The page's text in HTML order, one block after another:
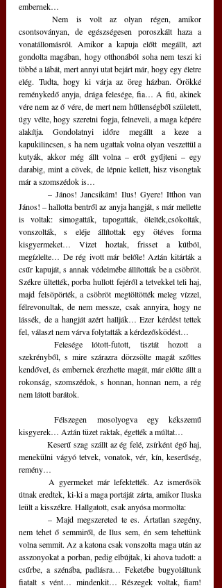
embernek…
	Nem is volt az olyan régen, amikor
csontsoványan, de egészségesen poroszkált haza a
vonatállomásról. Amikor a kapuja előtt megállt, azt
gondolta magában, hogy otthonából soha nem teszi ki
többé a lábát, mert annyi utat bejárt már, hogy egy életre
elég. Tudta, hogy ki várja az öreg házban. Örökké
reménykedő anyja, drága felesége, fia… A fiú, akinek
vére nem az ő vére, de mert nem hűtlenségből született,
úgy vélte, hogy szeretni fogja, felneveli, a maga képére
alakítja. Gondolatnyi időre megállt a keze a
kapukilincsen, s ha nem ugattak volna olyan veszettül a
kutyák, akkor még állt volna – erőt gyűjteni – egy
darabig, mint a cövek, de lépnie kellett, hisz visongtak
már a szomszédok is…
	– János! Jancsikám! Ilus! Gyere! Itthon van
János! – hallotta bentről az anyja hangját, s már mellette
is voltak: simogatták, tapogatták, ölelték,csókolták,
vonszolták, s eléje állítottak egy ötéves forma
kisgyermeket… Vizet hoztak, frisset a kútból,
megízlelte… De rég ivott már belőle! Aztán kitárták a
csűr kapuját, s annak védelmébe állították be a csöbröt.
Székre ültették, porba hullott fejéről a tetvekkel teli haj,
majd felsöpörték, a csöbröt megtöltötték meleg vízzel,
félrevonultak, de nem messze, csak annyira, hogy ne
lássék, de a hangját azért hallják… Ezer kérdést tettek
fel, választ nem várva folytatták a kérdezősködést…
szekrényből, s mire szárazra dörzsölte magát szőttes
kendővel, és embernek érezhette magát, már előtte állt a
rokonság, szomszédok, s honnan, honnan nem, a rég
nem látott barátok.
	Félszegen mosolyogva egy kékszemű
kisgyerek… Aztán tüzet raktak, égették a múltat…
menekülni vágyó tetvek, vonatok, vér, kín, keserűség,
remény…
útnak eredtek, ki-ki a maga portáját zárta, amikor Iluska
leült a kisszékre. Hallgatott, csak anyósa mormolta:
	– Majd megszereted te es. Ártatlan szegény,
nem tehet ő semmiről, de Ilus sem, én sem tehettünk
volna semmit. Az a katona csak vonszolta maga után az
asszonyokat a porban, pedig elbújtak, ki ahova tudott: a
csűrbe, a szénába, padlásra… Feketébe bugyoláltunk
fiatalt s vént… mindenkit… Részegek voltak, fiam!